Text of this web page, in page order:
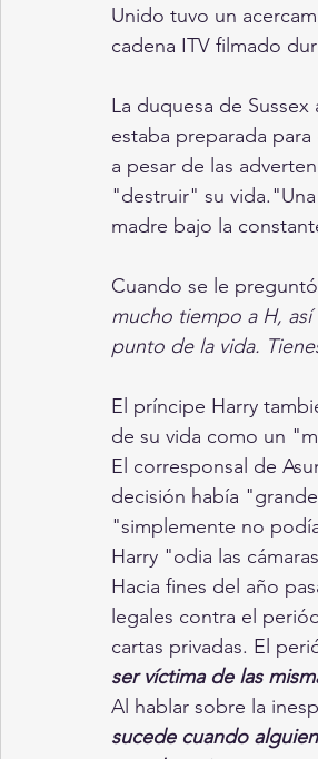
Unido tuvo un
cadena ITV filmado
La duquesa de
estaba preparada
a pesar de las
"destruir" su
madre bajo la
Cuando se le
mucho tiempo a H,
punto de la vida.
El príncipe Harry
de su vida como un
El corresponsal de
decisión había
"simplemente no
Harry "odia las
Hacia fines del año
legales contra el
cartas privadas. El
ser víctima de las
Al hablar sobre la
sucede cuando